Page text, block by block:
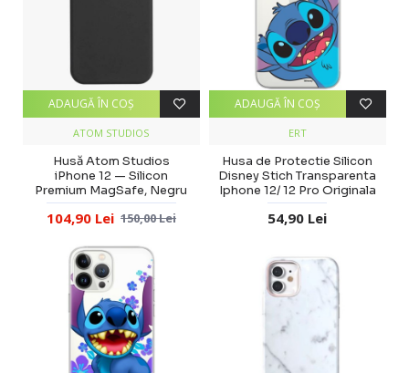
ATOM STUDIOS
Husă Atom Studios
iPhone 12 — Silicon
Premium MagSafe, Negru
104,90 Lei 150,00 Lei
ADAUGĂ ÎN COŞ
ERT
Husa de Protectie Silicon
Disney Stich Transparenta
Iphone 12/ 12 Pro Originala
54,90 Lei
ADAUGĂ ÎN COŞ